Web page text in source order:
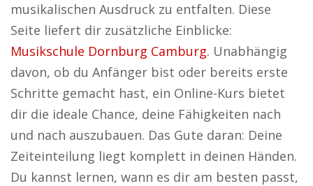
musikalischen Ausdruck zu entfalten. Diese
Seite liefert dir zusätzliche Einblicke:
Musikschule Dornburg Camburg. Unabhängig
davon, ob du Anfänger bist oder bereits erste
Schritte gemacht hast, ein Online-Kurs bietet
dir die ideale Chance, deine Fähigkeiten nach
und nach auszubauen. Das Gute daran: Deine
Zeiteinteilung liegt komplett in deinen Händen.
Du kannst lernen, wann es dir am besten passt,